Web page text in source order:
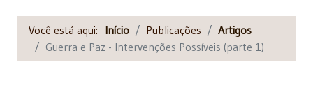
Você está aqui: Início Publicações
Artigos
Guerra e Paz - Intervenções Possíveis (parte 1)